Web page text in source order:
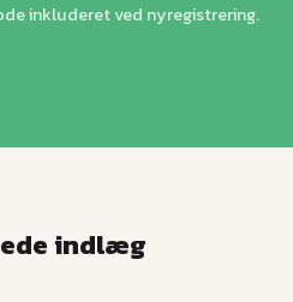
inkluderet ved nyregistrering.
indlæg